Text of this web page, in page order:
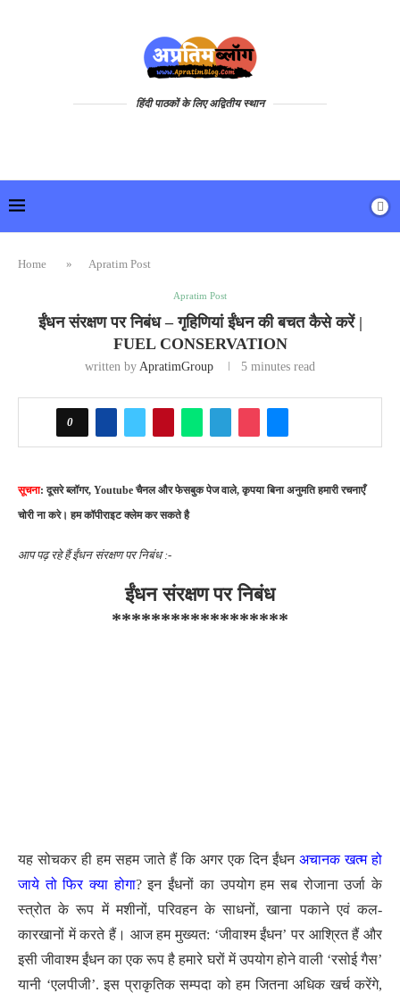
हिंदी पाठकों के लिए अद्वितीय स्थान
Home » Apratim Post
Apratim Post
ईंधन संरक्षण पर निबंध – गृहिणियां ईंधन की बचत कैसे करें |
FUEL CONSERVATION
written by ApratimGroup 5 minutes read
0
सूचना: दूसरे ब्लॉगर, Youtube चैनल और फेसबुक पेज वाले, कृपया बिना अनुमति हमारी रचनाएँ
चोरी ना करे। हम कॉपीराइट क्लेम कर सकते है
आप पढ़ रहे हैं ईंधन संरक्षण पर निबंध :-
ईंधन संरक्षण पर निबंध
******************
यह सोचकर ही हम सहम जाते हैं कि अगर एक दिन ईंधन अचानक खत्म हो
जाये तो फिर क्या होगा? इन ईंधनों का उपयोग हम सब रोजाना उर्जा के
स्त्रोत के रूप में मशीनों, परिवहन के साधनों, खाना पकाने एवं कल-
कारखानों में करते हैं। आज हम मुख्यत: ‘जीवाश्म ईंधन’ पर आश्रित हैं और
इसी जीवाश्म ईंधन का एक रूप है हमारे घरों में उपयोग होने वाली ‘रसोई गैस’
यानी ‘एलपीजी’. इस प्राकृतिक सम्पदा को हम जितना अधिक खर्च करेंगे,